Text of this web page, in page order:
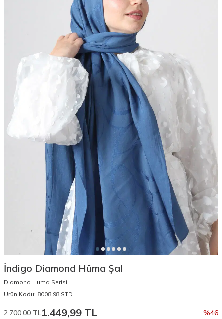
İndigo Diamond Hüma Şal
Diamond Hüma Serisi
Ürün Kodu: 8008.98.STD
2.700,00TL1.449,99 TL %46